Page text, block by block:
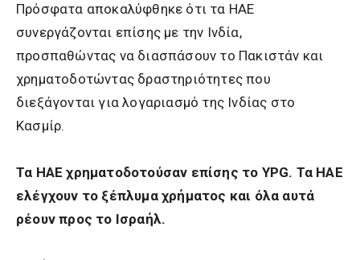
Πρόσφατα αποκαλύφθηκε ότι τα ΗΑΕ
συνεργάζονται επίσης με την Ινδία,
προσπαθώντας να διασπάσουν το Πακιστάν και
χρηματοδοτώντας δραστηριότητες που
διεξάγονται για λογαριασμό της Ινδίας στο
Κασμίρ.
Τα ΗΑΕ χρηματοδοτούσαν επίσης το YPG. Τα ΗΑΕ
ελέγχουν το ξέπλυμα χρήματος και όλα αυτά
ρέουν προς το Ισραήλ.